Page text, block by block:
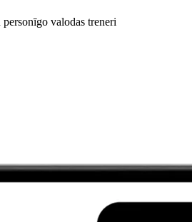
valodas treneri